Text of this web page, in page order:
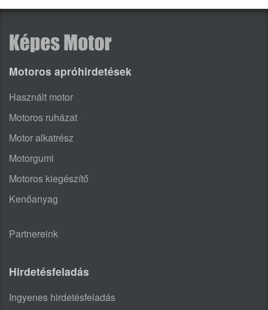
Motoros apróhirdetések
Használt motor
Motoros ruházat
Motor alkatrész
Motorgumi
Motoros kiegészítő
Kenőanyag
Partnereink
Hirdetésfeladás
Ingyenes hirdetésfeladás